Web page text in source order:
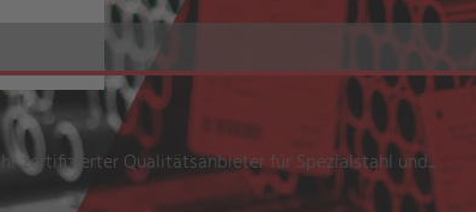
zertifizierter Qualitätsanbieter für Spezialstahl und...